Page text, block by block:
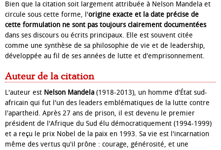
Bien que la citation soit largement attribuée à Nelson Mandela et
circule sous cette forme, l'origine exacte et la date précise de
cette formulation ne sont pas toujours clairement documentées
dans ses discours ou écrits principaux. Elle est souvent citée
comme une synthèse de sa philosophie de vie et de leadership,
développée au fil de ses années de lutte et d'emprisonnement.
Auteur de la citation
L'auteur est Nelson Mandela (1918-2013), un homme d'État sud-
africain qui fut l'un des leaders emblématiques de la lutte contre
l'apartheid. Après 27 ans de prison, il est devenu le premier
président de l'Afrique du Sud élu démocratiquement (1994-1999)
et a reçu le prix Nobel de la paix en 1993. Sa vie est l'incarnation
même des vertus qu'il prône : courage, générosité, et une